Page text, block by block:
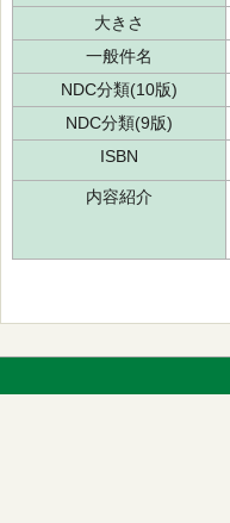
大きさ
一般件名
NDC分類(10版)
NDC分類(9版)
ISBN
内容紹介